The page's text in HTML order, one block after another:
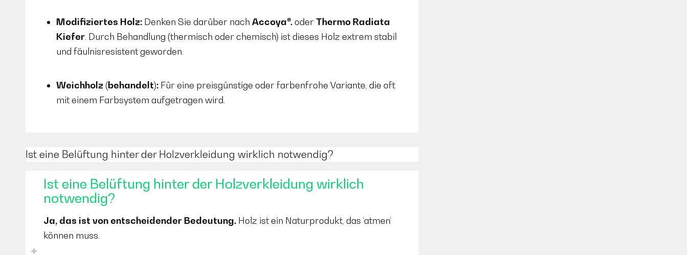
Modifiziertes Holz: Denken Sie darüber nach Accoya®.oder Thermo Radiata
Kiefer . Durch Behandlung (thermisch oder chemisch) ist dieses Holz extrem stabil
und fäulnisresistent geworden.
Weichholz (behandelt): Für eine preisgünstige oder farbenfrohe Variante, die oft
mit einem Farbsystem aufgetragen wird.
Ist eine Belüftung hinter der Holzverkleidung wirklich notwendig?
Ist eine Belüftung hinter der Holzverkleidung wirklich
notwendig?
Ja, das ist von entscheidender Bedeutung. Holz ist ein Naturprodukt, das ‘atmen’
können muss.